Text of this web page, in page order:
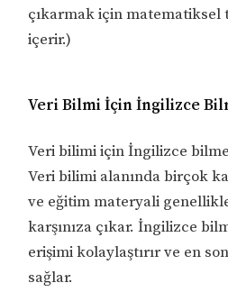
çıkarmak için
içerir.)
Veri Bilmi İçin İngilizce
Veri bilimi için İngilizce
Veri bilimi alanında birçok
ve eğitim materyali
karşınıza çıkar. İngilizce
erişimi kolaylaştırır ve en
sağlar.